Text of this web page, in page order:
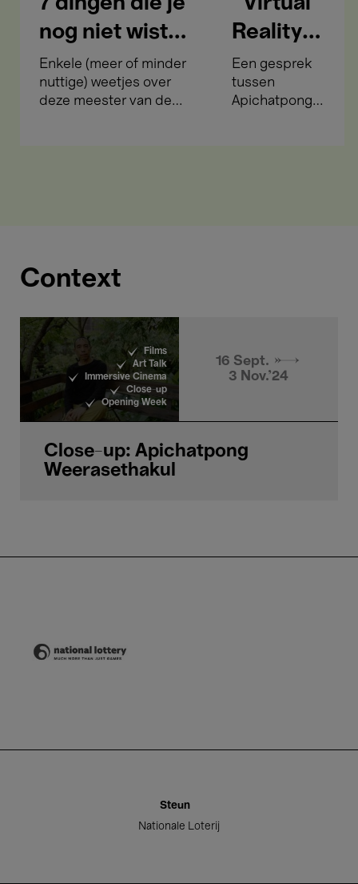
nog niet wist
over
Apichatpong
Enkele (meer of minder
nuttige) weetjes over
deze meester van de
Reality
gaat
over
Een gesprek
tussen
Apichatpong
Context
Films
Art Talk
Immersive Cinema
Close-up
Opening Week
16 Sept. →
3 Nov.'24
Close-up: Apichatpong
Weerasethakul
Steun
Nationale Loterij